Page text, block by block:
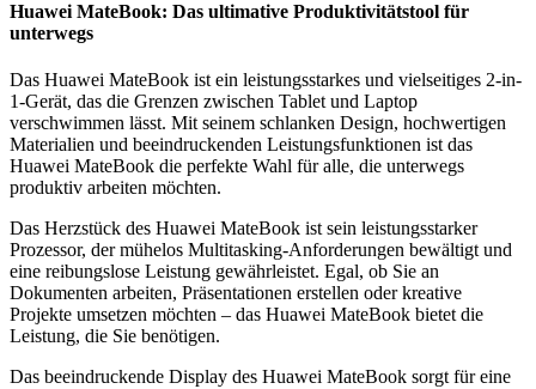
Huawei MateBook: Das ultimative Produktivitätstool für
unterwegs
Das Huawei MateBook ist ein leistungsstarkes und vielseitiges 2-in-
1-Gerät, das die Grenzen zwischen Tablet und Laptop
verschwimmen lässt. Mit seinem schlanken Design, hochwertigen
Materialien und beeindruckenden Leistungsfunktionen ist das
Huawei MateBook die perfekte Wahl für alle, die unterwegs
produktiv arbeiten möchten.
Das Herzstück des Huawei MateBook ist sein leistungsstarker
Prozessor, der mühelos Multitasking-Anforderungen bewältigt und
eine reibungslose Leistung gewährleistet. Egal, ob Sie an
Dokumenten arbeiten, Präsentationen erstellen oder kreative
Projekte umsetzen möchten – das Huawei MateBook bietet die
Leistung, die Sie benötigen.
Das beeindruckende Display des Huawei MateBook sorgt für eine